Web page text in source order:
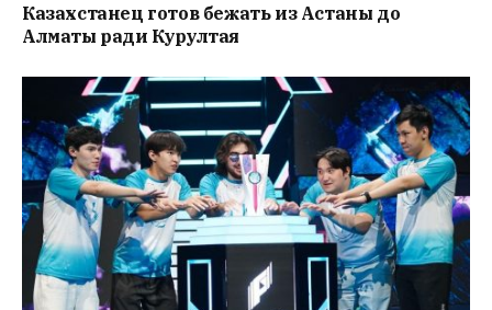
Казахстанец готов бежать из Астаны до
Алматы ради Курултая